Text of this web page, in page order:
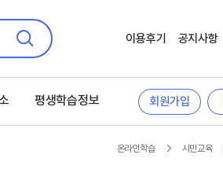
검색 이용후기 공지사항
평생학습정보 회원가입
온라인학습 시민교육